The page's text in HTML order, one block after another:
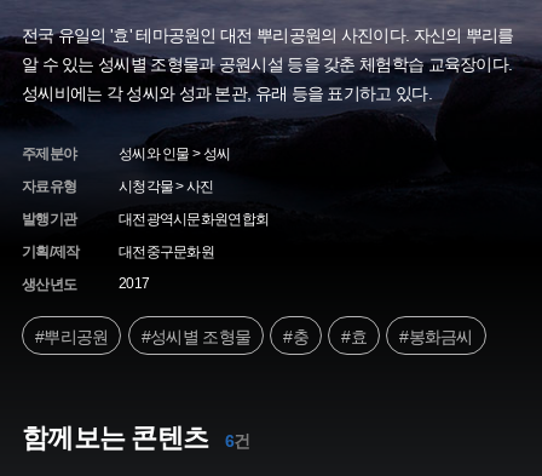
전국 유일의 '효' 테마공원인 대전 뿌리공원의 사진이다. 자신의 뿌리를
알 수 있는 성씨별 조형물과 공원시설 등을 갖춘 체험학습 교육장이다.
성씨비에는 각 성씨와 성과 본관, 유래 등을 표기하고 있다.
주제분야
성씨와 인물 > 성씨
자료유형
시청각물 > 사진
발행기관
대전광역시문화원연합회
기획/제작
대전중구문화원
생산년도
2017
#뿌리공원 #성씨별 조형물 #충 #효 #봉화금씨
함께보는 콘텐츠 6건